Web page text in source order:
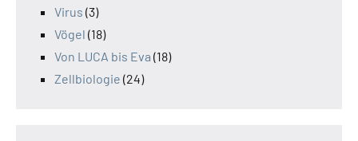
Virus (3)
Vögel (18)
Von LUCA bis Eva (18)
Zellbiologie (24)